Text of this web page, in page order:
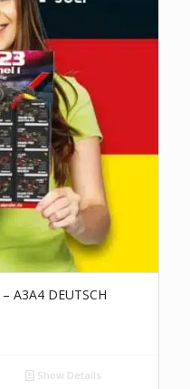
A3A4 DEUTSCH
Show Details